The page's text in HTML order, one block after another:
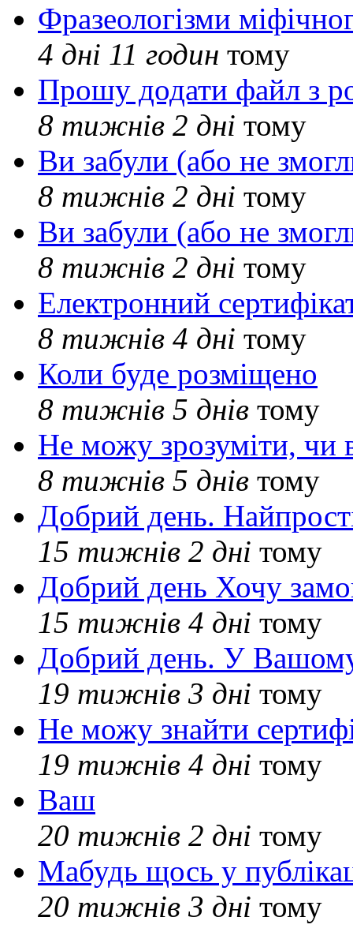
Фразеологізми
4 дні 11 годин тому
Прошу додати файл з
8 тижнів 2 дні тому
Ви забули (або не
8 тижнів 2 дні тому
Ви забули (або не
8 тижнів 2 дні тому
Електронний
8 тижнів 4 дні тому
Коли буде розміщено
8 тижнів 5 днів тому
Не можу зрозуміти, чи
8 тижнів 5 днів тому
Добрий день.
15 тижнів 2 дні тому
Добрий день Хочу
15 тижнів 4 дні тому
Добрий день. У Вашому
19 тижнів 3 дні тому
Не можу знайти
19 тижнів 4 дні тому
Ваш
20 тижнів 2 дні тому
Мабудь щось у
20 тижнів 3 дні тому